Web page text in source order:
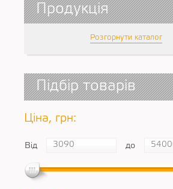
Продукція
Розгорнути каталог
Підбір товарів
Ціна, грн:
Від до